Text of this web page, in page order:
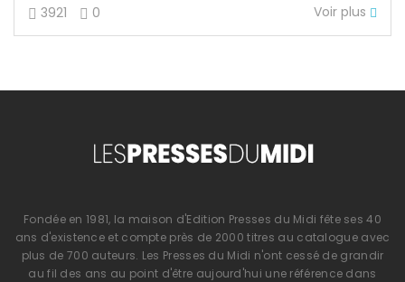
3921 0 Voir plus
Fondée en 1981, la maison d'Edition Presses du Midi fête ses 40
ans d'existence et compte près de 2000 titres au catalogue avec
plus de 700 auteurs. Les Presses du Midi n'ont cessé de grandir
au fil des ans au point d'être aujourd'hui une référence dans